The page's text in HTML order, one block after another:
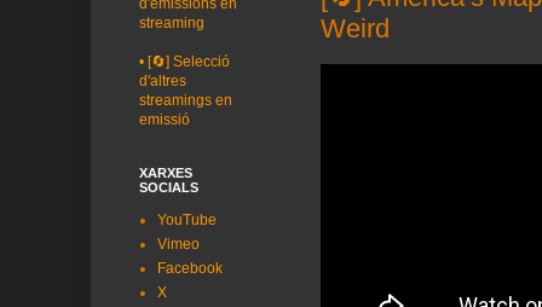
Weird
d'emissions en
streaming
• [🔄] Selecció
d'altres
streamings en
emissió
XARXES
SOCIALS
YouTube
Vimeo
Facebook
X